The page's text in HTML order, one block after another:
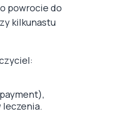
powrocie do
kilkunastu